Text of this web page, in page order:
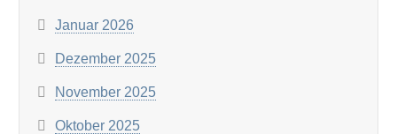
Januar 2026
Dezember 2025
November 2025
Oktober 2025